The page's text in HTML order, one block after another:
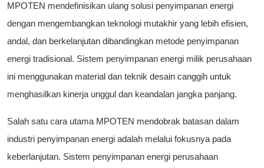
MPOTEN mendefinisikan ulang solusi penyimpanan energi
dengan mengembangkan teknologi mutakhir yang lebih efisien,
andal, dan berkelanjutan dibandingkan metode penyimpanan
energi tradisional. Sistem penyimpanan energi milik perusahaan
ini menggunakan material dan teknik desain canggih untuk
menghasilkan kinerja unggul dan keandalan jangka panjang.
Salah satu cara utama MPOTEN mendobrak batasan dalam
industri penyimpanan energi adalah melalui fokusnya pada
keberlanjutan. Sistem penyimpanan energi perusahaan